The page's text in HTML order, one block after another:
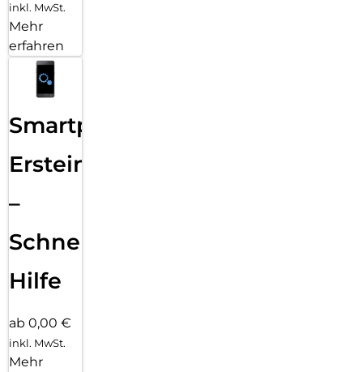
inkl. MwSt.
Mehr
erfahren
Smartphone
Ersteinrichtung
–
Schnelle
Hilfe
ab 0,00 €
inkl. MwSt.
Mehr